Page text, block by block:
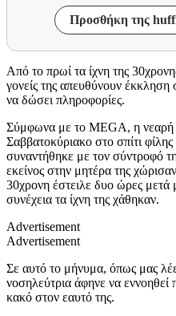
Προσθήκη της
Από το πρωί τα ίχνη της
γονείς της απευθύνουν έκκληση
να δώσει πληροφορίες.
Σύμφωνα με το MEGA, η νεαρή
Σαββατοκύριακο στο σπίτι φίλης
συναντήθηκε με τον σύντροφό
εκείνος στην μητέρα της
30χρονη έστειλε δυο ώρες
συνέχεια τα ίχνη της χάθηκαν.
Advertisement
Advertisement
Σε αυτό το μήνυμα, όπως μας
νοσηλεύτρια άφηνε να
κακό στον εαυτό της.